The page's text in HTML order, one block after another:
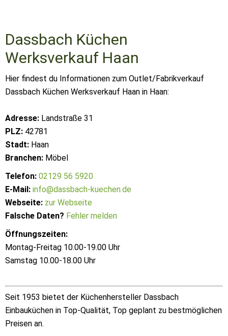
Dassbach Küchen
Werksverkauf Haan
Hier findest du Informationen zum Outlet/Fabrikverkauf
Dassbach Küchen Werksverkauf Haan in Haan:
Adresse: Landstraße 31
PLZ: 42781
Stadt: Haan
Branchen: Möbel
Telefon: 02129 56 5920
E-Mail: info@dassbach-kuechen.de
Webseite: zur Webseite
Falsche Daten? Fehler melden
Öffnungszeiten:
Montag-Freitag 10.00-19.00 Uhr
Samstag 10.00-18.00 Uhr
Seit 1953 bietet der Küchenhersteller Dassbach
Einbauküchen in Top-Qualität, Top geplant zu bestmöglichen
Preisen an.